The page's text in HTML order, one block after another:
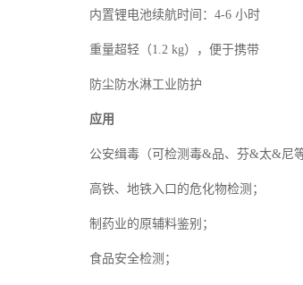
内置锂电池续航时间：4-6 小时
重量超轻（1.2 kg），便于携带
防尘防水淋工业防护
应用
公安缉毒（可检测毒&品、芬&太&尼等
高铁、地铁入口的危化物检测；
制药业的原辅料鉴别；
食品安全检测；